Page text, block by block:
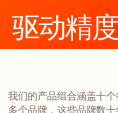
驱动精度
我们的产品组合涵盖十
多个品牌，这些品牌数